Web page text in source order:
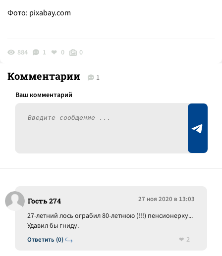
Фото: pixabay.com
884 1 0 0
Комментарии 1
Гость 274 27 ноя 2020 в 13:03
Ответить (0)
27-летний лось ограбил 80-летнюю (!!!) пенсионерку...
Удавил бы гниду.
2